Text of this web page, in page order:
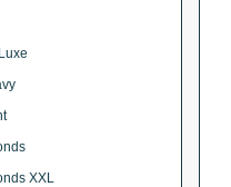
XXL